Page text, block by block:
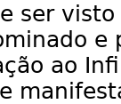
ser
e
ao